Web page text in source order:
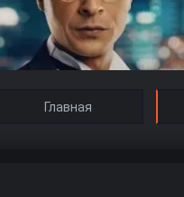
Главная